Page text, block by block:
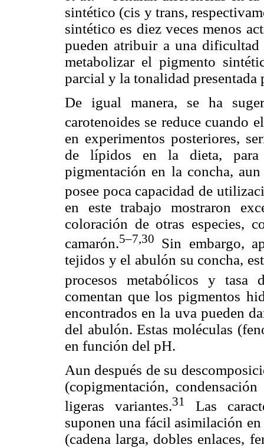
sintético (cis y trans,
sintético es diez veces menos
pueden atribuir a una dificultad
metabolizar el pigmento
parcial y la tonalidad presentada
De igual manera, se ha
carotenoides se reduce cuando
en experimentos posteriores,
de lípidos en la dieta, para
pigmentación en la concha,
posee poca capacidad de
en este trabajo mostraron
coloración de otras especies,
camarón.5–7,30
Sin embargo,
tejidos y el abulón su concha,
procesos metabólicos y tasa
comentan que los pigmentos
encontrados en la uva pueden
del abulón. Estas moléculas
en función del pH.
Aun después de su
(copigmentación,
ligeras variantes.31 Las
suponen una fácil asimilación
(cadena larga, dobles enlaces,